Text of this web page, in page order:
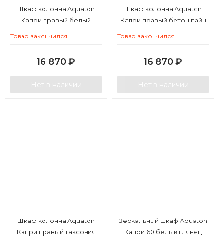
Шкаф колонна Aquaton
Капри правый белый
Товар закончился
16 870 ₽
Нет в наличии
Шкаф колонна Aquaton
Капри правый бетон пайн
Товар закончился
16 870 ₽
Нет в наличии
Шкаф колонна Aquaton
Капри правый таксония
Зеркальный шкаф Aquaton
Капри 60 белый глянец